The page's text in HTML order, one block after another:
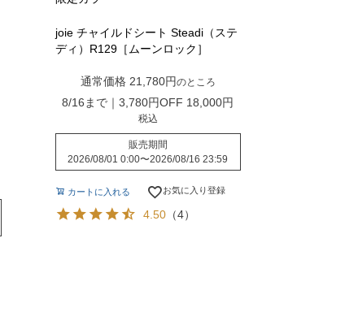
joie チャイルドシート Steadi（ステ
ディ）R129［ムーンロック］
通常価格 21,780 のところ
8/16まで｜3,780円OFF 18,000
税込
販売期間
2026/08/01 0:00〜2026/08/16 23:59
カートに入れる お気に入り登録
4.50（4）